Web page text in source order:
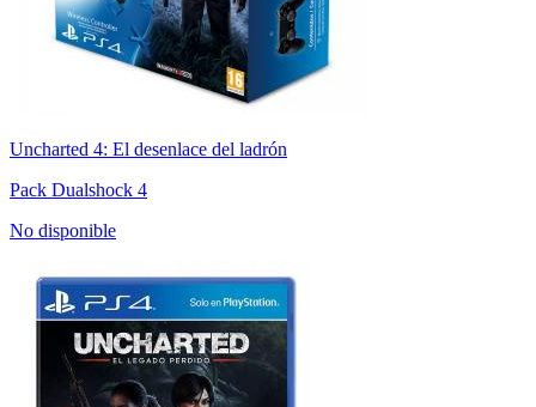
Uncharted 4: El desenlace del ladrón
Pack Dualshock 4
No disponible